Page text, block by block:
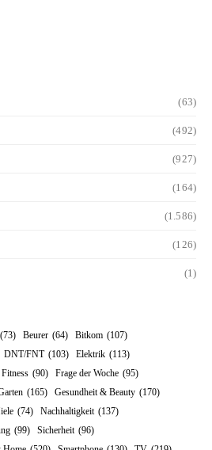
(63)
(492)
(927)
(164)
(1.586)
(126)
(1)
(73) Beurer (64) Bitkom (107)
DNT/FNT (103) Elektrik (113)
Fitness (90) Frage der Woche (95)
(165) Gesundheit & Beauty (170)
(74) Nachhaltigkeit (137)
(99) Sicherheit (96)